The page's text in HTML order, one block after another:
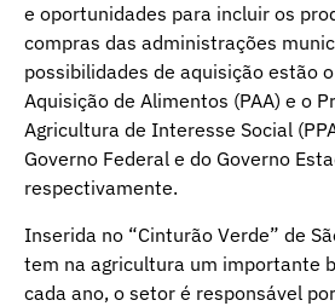
e oportunidades para incluir os
compras das administrações
possibilidades de aquisição estão
Aquisição de Alimentos (PAA) e o
Agricultura de Interesse Social
Governo Federal e do Governo
respectivamente.
Inserida no “Cinturão Verde” de
tem na agricultura um importante
cada ano, o setor é responsável